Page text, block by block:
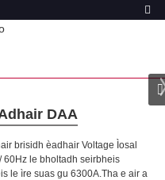
DAA
brisidh èadhair Voltage Ìosal
60Hz le bholtadh seirbheis
le ìre suas gu 6300A.Tha e air a